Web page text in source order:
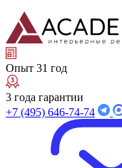
Опыт 31 год
3 года гарантии
+7 (495) 646-74-74